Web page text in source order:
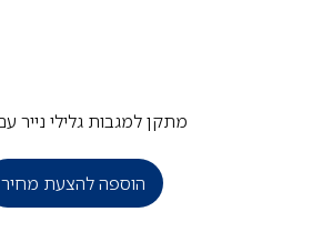
מתקן למגבות גלילי נייר עם ידית
הוספה להצעת מחיר